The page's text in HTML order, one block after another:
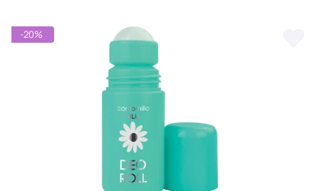
-20%